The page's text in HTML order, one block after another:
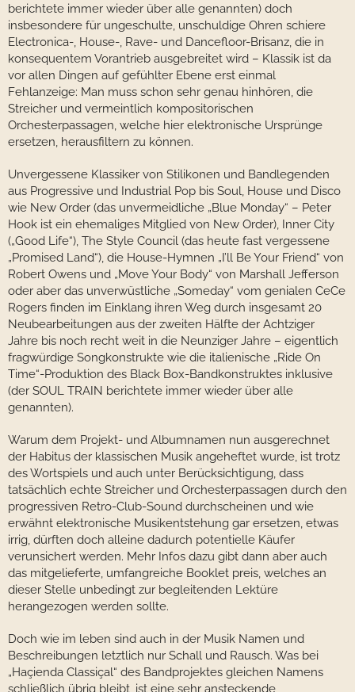
berichtete immer wieder über alle genannten) doch
insbesondere für ungeschulte, unschuldige Ohren schiere
Electronica-, House-, Rave- und Dancefloor-Brisanz, die in
konsequentem Vorantrieb ausgebreitet wird – Klassik ist da
vor allen Dingen auf gefühlter Ebene erst einmal
Fehlanzeige: Man muss schon sehr genau hinhören, die
Streicher und vermeintlich kompositorischen
Orchesterpassagen, welche hier elektronische Ursprünge
ersetzen, herausfiltern zu können.
Unvergessene Klassiker von Stilikonen und Bandlegenden
aus Progressive und Industrial Pop bis Soul, House und Disco
wie New Order (das unvermeidliche „Blue Monday“ – Peter
Hook ist ein ehemaliges Mitglied von New Order), Inner City
(„Good Life“), The Style Council (das heute fast vergessene
„Promised Land“), die House-Hymnen „I’ll Be Your Friend“ von
Robert Owens und „Move Your Body“ von Marshall Jefferson
oder aber das unverwüstliche „Someday“ vom genialen CeCe
Rogers finden im Einklang ihren Weg durch insgesamt 20
Neubearbeitungen aus der zweiten Hälfte der Achtziger
Jahre bis noch recht weit in die Neunziger Jahre – eigentlich
fragwürdige Songkonstrukte wie die italienische „Ride On
Time“-Produktion des Black Box-Bandkonstruktes inklusive
(der SOUL TRAIN berichtete immer wieder über alle
genannten).
Warum dem Projekt- und Albumnamen nun ausgerechnet
der Habitus der klassischen Musik angeheftet wurde, ist trotz
des Wortspiels und auch unter Berücksichtigung, dass
tatsächlich echte Streicher und Orchesterpassagen durch den
progressiven Retro-Club-Sound durchscheinen und wie
erwähnt elektronische Musikentstehung gar ersetzen, etwas
irrig, dürften doch alleine dadurch potentielle Käufer
verunsichert werden. Mehr Infos dazu gibt dann aber auch
das mitgelieferte, umfangreiche Booklet preis, welches an
dieser Stelle unbedingt zur begleitenden Lektüre
herangezogen werden sollte.
Doch wie im leben sind auch in der Musik Namen und
Beschreibungen letztlich nur Schall und Rausch. Was bei
„Haçienda Classiçal“ des Bandprojektes gleichen Namens
schließlich übrig bleibt, ist eine sehr ansteckende